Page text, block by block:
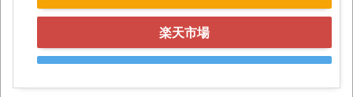
お前らの身体の悩み教えてくれ
『FF15』が発売10周年！ノクティスフィギ
ュアなどが当たる記念くじが登場です
みんななんだかんだ言ってお金持ってんじ
楽天市場